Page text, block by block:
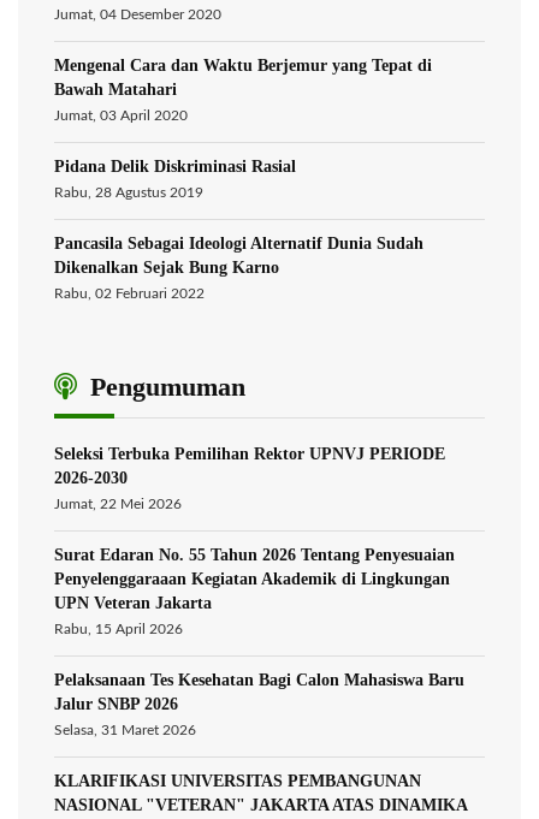
Jumat, 04 Desember 2020
Mengenal Cara dan Waktu Berjemur yang Tepat di
Bawah Matahari
Jumat, 03 April 2020
Pidana Delik Diskriminasi Rasial
Rabu, 28 Agustus 2019
Pancasila Sebagai Ideologi Alternatif Dunia Sudah
Dikenalkan Sejak Bung Karno
Rabu, 02 Februari 2022
Pengumuman
Seleksi Terbuka Pemilihan Rektor UPNVJ PERIODE
2026-2030
Jumat, 22 Mei 2026
Surat Edaran No. 55 Tahun 2026 Tentang Penyesuaian
Penyelenggaraaan Kegiatan Akademik di Lingkungan
UPN Veteran Jakarta
Rabu, 15 April 2026
Pelaksanaan Tes Kesehatan Bagi Calon Mahasiswa Baru
Jalur SNBP 2026
Selasa, 31 Maret 2026
KLARIFIKASI UNIVERSITAS PEMBANGUNAN
NASIONAL "VETERAN" JAKARTA ATAS DINAMIKA